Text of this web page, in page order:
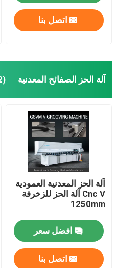
اتصل بنا
آلة الحز الصفائح المعدنية (12)
آلة الحز المعدنية العمودية
Cnc V آلة الحز للزخرفة
1250mm
افضل سعر
اتصل بنا